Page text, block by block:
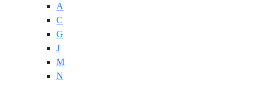
A
C
G
J
M
N